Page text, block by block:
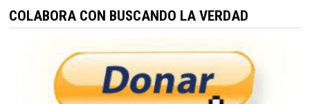
COLABORA CON BUSCANDO LA VERDAD